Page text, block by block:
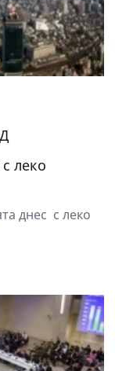
леко
днес с леко